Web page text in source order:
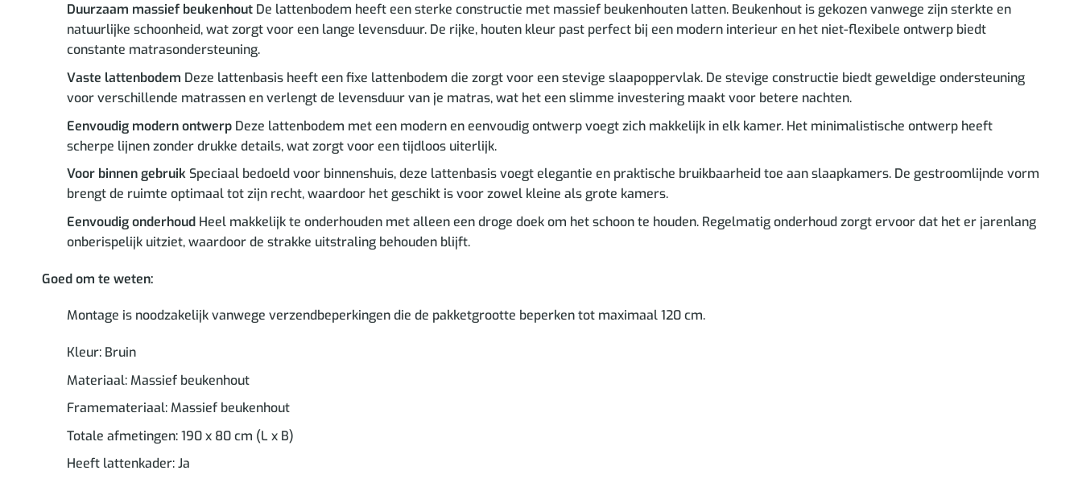
Duurzaam massief beukenhoutDe lattenbodem heeft een sterke constructie met massief beukenhouten latten. Beukenhout is gekozen vanwege zijn sterkte en
natuurlijke schoonheid, wat zorgt voor een lange levensduur. De rijke, houten kleur past perfect bij een modern interieur en het niet-flexibele ontwerp biedt
constante matrasondersteuning.
Vaste lattenbodem Deze lattenbasis heeft een fixe lattenbodem die zorgt voor een stevige slaapoppervlak. De stevige constructie biedt geweldige ondersteuning
voor verschillende matrassen en verlengt de levensduur van je matras, wat het een slimme investering maakt voor betere nachten.
Eenvoudig modern ontwerpDeze lattenbodem met een modern en eenvoudig ontwerp voegt zich makkelijk in elk kamer. Het minimalistische ontwerp heeft
scherpe lijnen zonder drukke details, wat zorgt voor een tijdloos uiterlijk.
Voor binnen gebruikSpeciaal bedoeld voor binnenshuis, deze lattenbasis voegt elegantie en praktische bruikbaarheid toe aan slaapkamers. De gestroomlijnde vorm
brengt de ruimte optimaal tot zijn recht, waardoor het geschikt is voor zowel kleine als grote kamers.
Eenvoudig onderhoudHeel makkelijk te onderhouden met alleen een droge doek om het schoon te houden. Regelmatig onderhoud zorgt ervoor dat het er jarenlang
onberispelijk uitziet, waardoor de strakke uitstraling behouden blijft.
Goed om te weten:
Montage is noodzakelijk vanwege verzendbeperkingen die de pakketgrootte beperken tot maximaal 120 cm.
Kleur: Bruin
Materiaal: Massief beukenhout
Framemateriaal: Massief beukenhout
Totale afmetingen: 190 x 80 cm (L x B)
Heeft lattenkader: Ja